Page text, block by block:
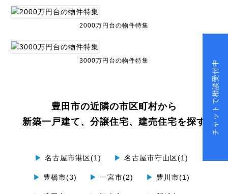
2000万円台の物件特集
3000万円台の物件特集
豊田市の近隣の市区町村から
新築一戸建て、分譲住宅、建売住宅を探す
▶ 名古屋市港区(1) ▶ 名古屋市守山区(1)
▶ 豊橋市(3) ▶ 一宮市(2) ▶ 豊川市(1)
チャットで相談受付中